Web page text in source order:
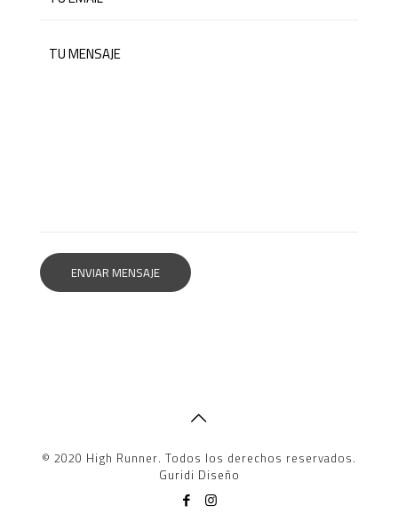
© 2020 High Runner. Todos los derechos reservados.
Guridi Diseño